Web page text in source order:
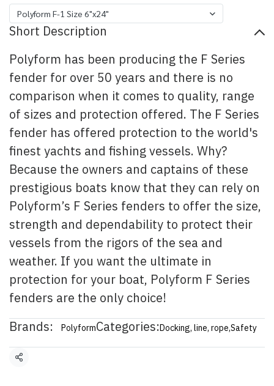
Polyform F-1 Size 6"x24"
Short Description
Polyform has been producing the F Series
fender for over 50 years and there is no
comparison when it comes to quality, range
of sizes and protection offered. The F Series
fender has offered protection to the world's
finest yachts and fishing vessels. Why?
Because the owners and captains of these
prestigious boats know that they can rely on
Polyform’s F Series fenders to offer the size,
strength and dependability to protect their
vessels from the rigors of the sea and
weather. If you want the ultimate in
protection for your boat, Polyform F Series
fenders are the only choice!
Brands:
PolyformCategories:Docking, line, rope,Safety
Share